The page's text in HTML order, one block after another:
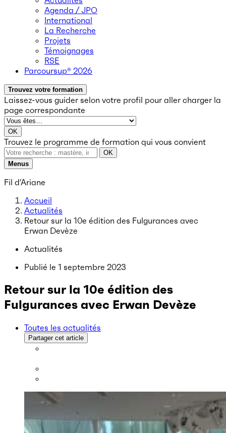
Agenda / JPO
International
La Recherche
Projets
Témoignages
RSE
Parcoursup® 2026
Trouvez votre formation
Laissez-vous guider selon votre profil pour aller charger la
page correspondante
OK
Trouvez le programme de formation qui vous convient
OK
Menus
Fil d’Ariane
Accueil
Actualités
Retour sur la 10e édition des Fulgurances avec
Erwan Devèze
Actualités
Publié le 1 septembre 2023
Retour sur la 10e édition des
Fulgurances avec Erwan Devèze
Toutes les actualités
Partager cet article